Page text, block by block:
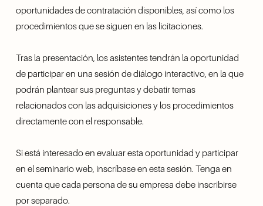
oportunidades de contratación disponibles, así como los
procedimientos que se siguen en las licitaciones.
Tras la presentación, los asistentes tendrán la oportunidad
de participar en una sesión de diálogo interactivo, en la que
podrán plantear sus preguntas y debatir temas
relacionados con las adquisiciones y los procedimientos
directamente con el responsable.
Si está interesado en evaluar esta oportunidad y participar
en el seminario web, inscríbase en esta sesión. Tenga en
cuenta que cada persona de su empresa debe inscribirse
por separado.